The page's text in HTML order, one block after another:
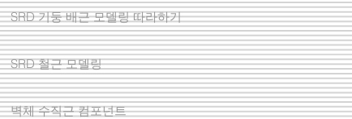
SRD 기둥 배근 모델링 따라하기
SRD 철근 모델링
벽체 수직근 컴포넌트